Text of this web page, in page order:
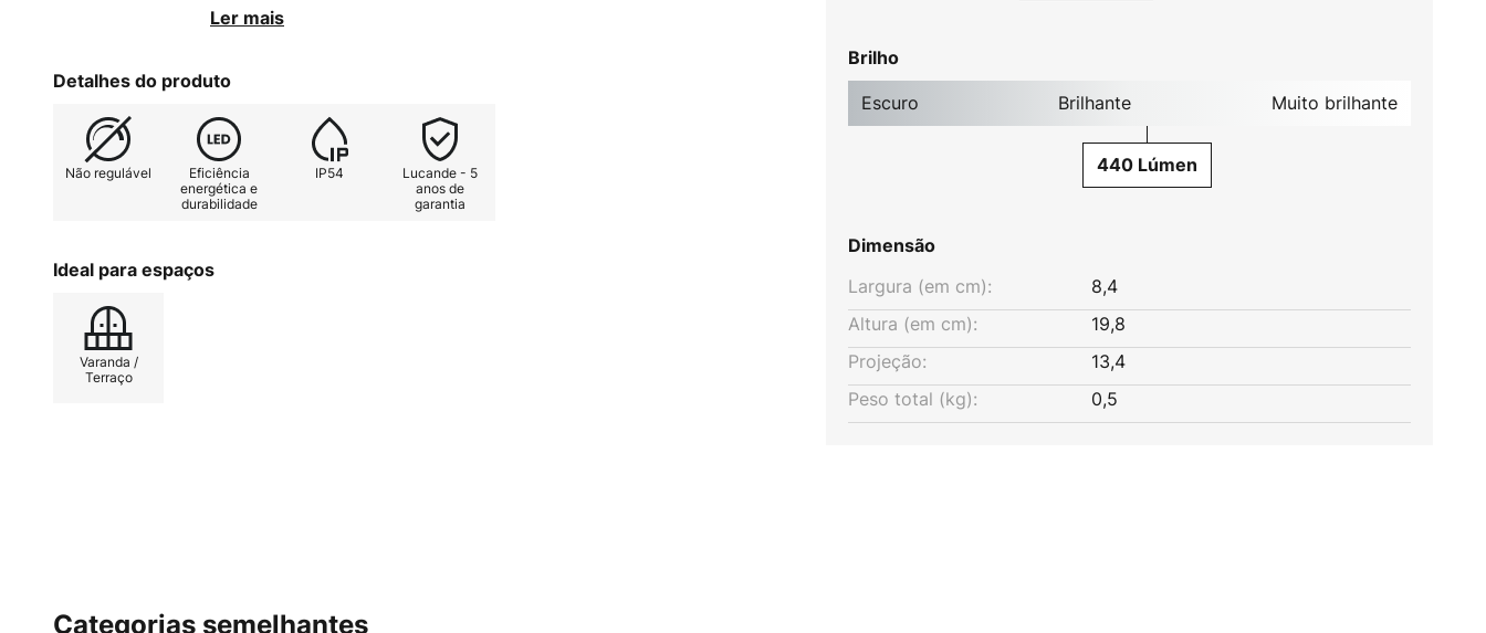
cobertura branca, que permite uma distribuição mais suave da
noutros tipos de alvenaria.
Ler mais
Detalhes do produto
Não regulável
Eficiência
energética e
durabilidade
IP54
Lucande - 5
anos de
garantia
Ideal para espaços
Varanda /
Terraço
Brilho
Escuro Brilhante Muito brilhante
440 Lúmen
Dimensão
Largura (em cm):
8,4
Altura (em cm):
19,8
Projeção:
13,4
Peso total (kg):
0,5
Categorias semelhantes